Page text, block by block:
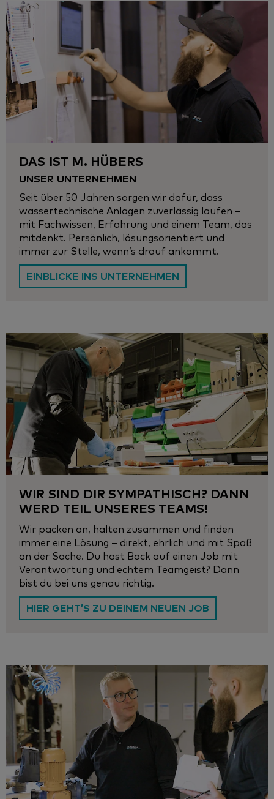
DAS IST M. HÜBERS
UNSER UNTERNEHMEN
Seit über 50 Jahren sorgen wir dafür, dass
wassertechnische Anlagen zuverlässig laufen –
mit Fachwissen, Erfahrung und einem Team, das
mitdenkt. Persönlich, lösungsorientiert und
immer zur Stelle, wenn’s drauf ankommt.
EINBLICKE INS UNTERNEHMEN
WIR SIND DIR SYMPATHISCH? DANN
WERD TEIL UNSERES TEAMS!
Wir packen an, halten zusammen und finden
immer eine Lösung – direkt, ehrlich und mit Spaß
an der Sache. Du hast Bock auf einen Job mit
Verantwortung und echtem Teamgeist? Dann
bist du bei uns genau richtig.
HIER GEHT’S ZU DEINEM NEUEN JOB